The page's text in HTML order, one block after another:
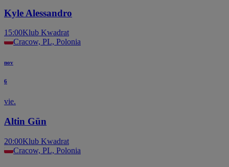
Kyle Alessandro
15:00Klub Kwadrat
Cracow, PL, Polonia
nov
6
vie.
Altin Gün
20:00Klub Kwadrat
Cracow, PL, Polonia